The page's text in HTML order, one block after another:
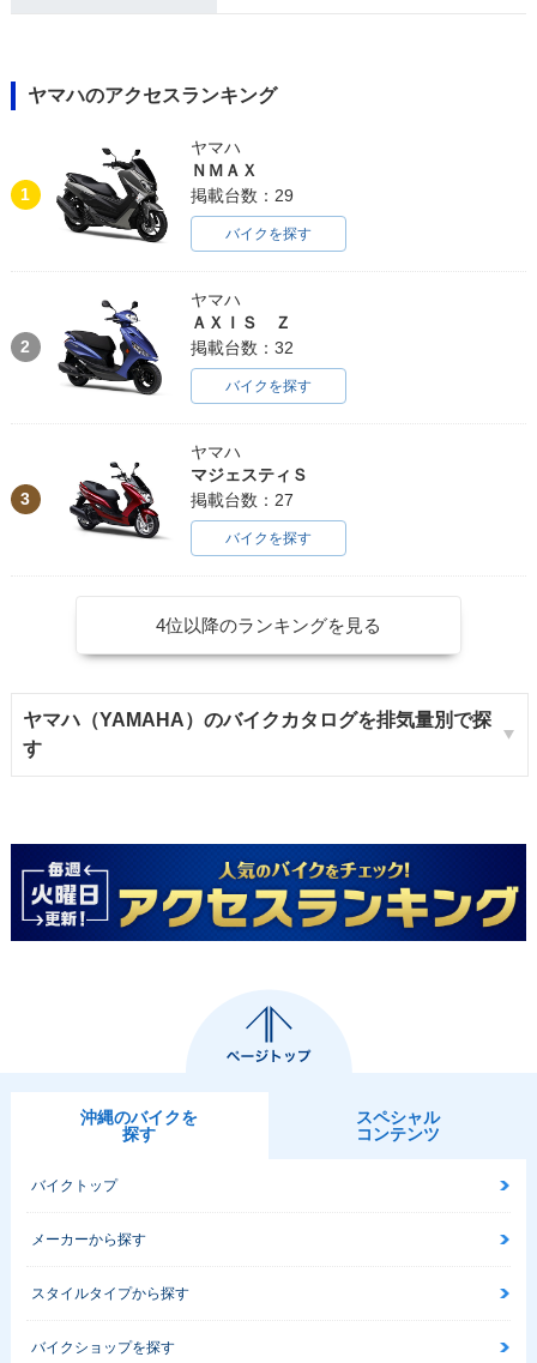
ヤマハのアクセスランキング
1
ヤマハ
ＮＭＡＸ
掲載台数：29
バイクを探す
2
ヤマハ
ＡＸＩＳ Ｚ
掲載台数：32
バイクを探す
3
ヤマハ
マジェスティＳ
掲載台数：27
バイクを探す
4位以降のランキングを見る
ヤマハ（YAMAHA）のバイクカタログを排気量別で探
す
沖縄のバイクを
探す
スペシャル
コンテンツ
バイクトップ
メーカーから探す
スタイルタイプから探す
バイクショップを探す